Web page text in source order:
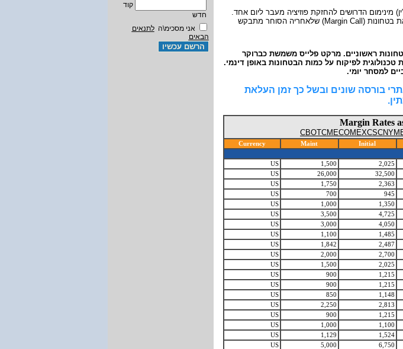
מינימום הדרושים להחזקת פוזיציה מעבר ליום אחד.
החזקת פוזיציה ללא בטחונות הנ"ל גוררת קריאת בטחונות (Margin Call) שלאחריה הסוחר מתבקש
ראשוניים. מרקט פלייס משמשת כברוקר
לפיקוח על כמות הבטחונות באופן דינמי.
למסחר יומי.
בורסה שונים ובשל כך זמן העלאת
Margin Rates
CBOTCMECOMEXCSC
Initial
Maint
Currency
2,025
1,500
US
32,500
26,000
US
2,363
1,750
US
945
700
US
1,350
1,000
US
4,725
3,500
US
4,050
3,000
US
1,485
1,100
US
2,487
1,842
US
2,700
2,000
US
2,025
1,500
US
1,215
900
US
1,215
900
US
1,148
850
US
2,813
2,250
US
1,215
900
US
1,100
1,000
US
1,524
1,129
US
6,750
5,000
US
קוד
חדש
אני מסכימ\הלתנאים
הבאים